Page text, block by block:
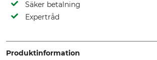
Säker betalning
Expertråd
Produktinformation